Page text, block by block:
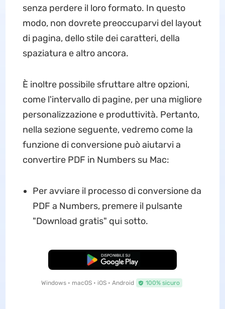
senza perdere il loro formato. In questo
modo, non dovrete preoccuparvi del layout
di pagina, dello stile dei caratteri, della
spaziatura e altro ancora.
È inoltre possibile sfruttare altre opzioni,
come l'intervallo di pagine, per una migliore
personalizzazione e produttività. Pertanto,
nella sezione seguente, vedremo come la
funzione di conversione può aiutarvi a
convertire PDF in Numbers su Mac:
Per avviare il processo di conversione da
PDF a Numbers, premere il pulsante
"Download gratis" qui sotto.
Download Gratis
Windows • macOS • iOS • Android 100% sicuro